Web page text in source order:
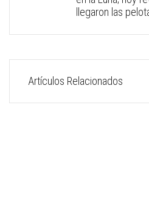
llegaron las
Artículos Relacionados